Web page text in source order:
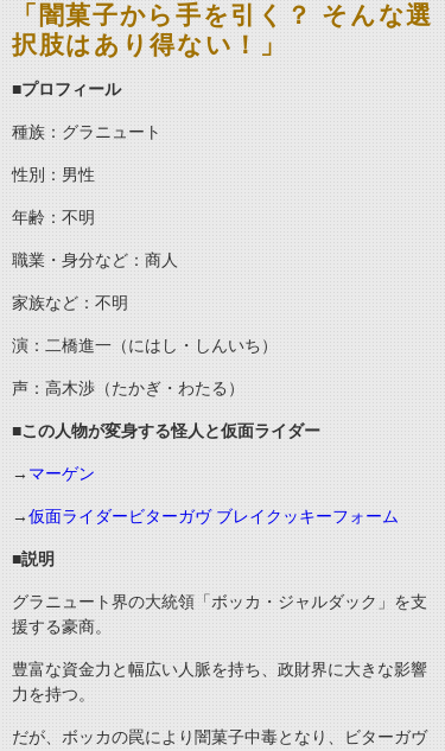
「闇菓子から手を引く？ そんな選
択肢はあり得ない！」
■プロフィール
種族：グラニュート
性別：男性
年齢：不明
職業・身分など：商人
家族など：不明
演：二橋進一（にはし・しんいち）
声：高木渉（たかぎ・わたる）
■この人物が変身する怪人と仮面ライダー
→ マーゲン
→仮面ライダービターガヴ ブレイクッキーフォーム
■説明
グラニュート界の大統領「ボッカ・ジャルダック」を支
援する豪商。
豊富な資金力と幅広い人脈を持ち、政財界に大きな影響
力を持つ。
だが、ボッカの罠により闇菓子中毒となり、ビターガヴ